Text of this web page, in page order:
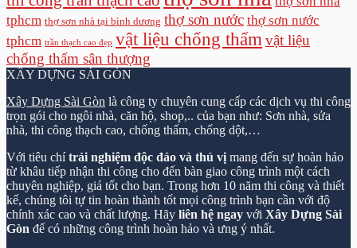
tphcm thợ sơn nhà tại bình dương thợ sơn nước thợ sơn nước
tphcm trần thạch cao đẹp vật liệu chống thấm vật liệu
chống thấm sân thượng
XÂY DỰNG SÀI GÒN
Xây Dựng Sài Gòn là công ty chuyên cung cấp các dịch vụ thi công
trọn gói cho ngôi nhà, căn hộ, shop,.. của bạn như: Sơn nhà, sửa
nhà, thi công thạch cao, chống thấm, chống dột,…
Với tiêu chítrải nghiệm độc đáo và thú vị mang đến sự hoàn hảo
từ khâu tiếp nhận thi công cho đến bàn giao công trình một cách
chuyên nghiệp, giá tốt cho bạn. Trong hơn 10 năm thi công và thiết
kế, chúng tôi tự tin hoàn thành tốt mọi công trình bạn cần với độ
chính xác cao và chất lượng. Hãy liên hệ ngay với Xây Dựng Sài
Gòn để có những công trình hoàn hảo và ưng ý nhất.